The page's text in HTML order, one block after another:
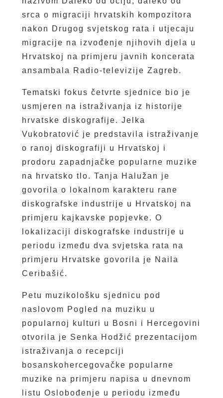
srca o migraciji hrvatskih kompozitora
nakon Drugog svjetskog rata i utjecaju
migracije na izvođenje njihovih djela u
Hrvatskoj na primjeru javnih koncerata
ansambala Radio-televizije Zagreb.
Tematski fokus četvrte sjednice bio je
usmjeren na istraživanja iz historije
hrvatske diskografije. Jelka
Vukobratović je predstavila istraživanje
o ranoj diskografiji u Hrvatskoj i
prodoru zapadnjačke popularne muzike
na hrvatsko tlo. Tanja Halužan je
govorila o lokalnom karakteru rane
diskografske industrije u Hrvatskoj na
primjeru kajkavske popjevke. O
lokalizaciji diskografske industrije u
periodu između dva svjetska rata na
primjeru Hrvatske govorila je Naila
Ceribašić.
Petu muzikološku sjednicu pod
naslovom Pogled na muziku u
popularnoj kulturi u Bosni i Hercegovini
otvorila je Senka Hodžić prezentacijom
istraživanja o recepciji
bosanskohercegovačke popularne
muzike na primjeru napisa u dnevnom
listu Oslobođenje u periodu između